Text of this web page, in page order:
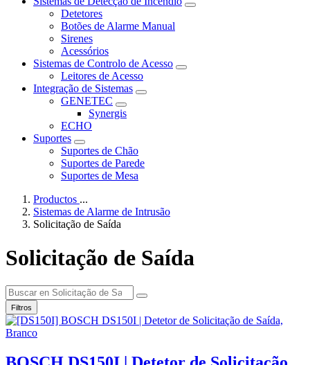
Detetores
Botões de Alarme Manual
Sirenes
Acessórios
Sistemas de Controlo de Acesso
Leitores de Acesso
Integração de Sistemas
GENETEC
Synergis
ECHO
Suportes
Suportes de Chão
Suportes de Parede
Suportes de Mesa
Productos ...
Sistemas de Alarme de Intrusão
Solicitação de Saída
Solicitação de Saída
Filtros